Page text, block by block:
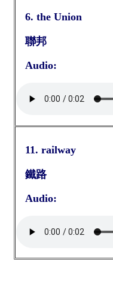
6. the Union
聯邦
Audio:
11. railway
鐵路
Audio: